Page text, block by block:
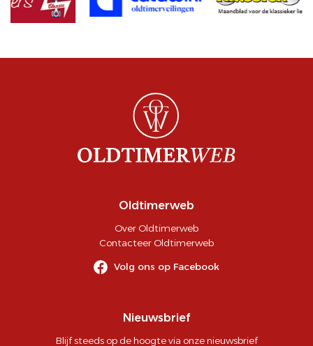
Oldtimerweb
Over Oldtimerweb
Contacteer Oldtimerweb
Volg ons op Facebook
Nieuwsbrief
Blijf steeds op de hoogte via onze nieuwsbrief